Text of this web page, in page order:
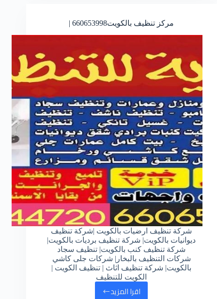
مركز تنظيف بالكويت660653998
|
شركة تنظيف ارضيات بالكويت |شركة تنظيف
ديوانيات بالكويت| شركة تنظيف برديات بالكويت|
شركة تنظيف كنب بالكويت| تنظيف سجاد
شركات التنظيف بالبخار| شركات جلى كاشي
بالكويت| شركة تنظيف اثاث | تنظيف الكويت |
الكويت للتنظيف
اقرا المزيد